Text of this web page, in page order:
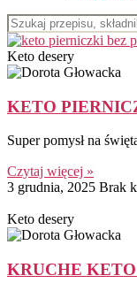
Keto desery
KETO
Super pomysł na
Czytaj więcej »
3 grudnia, 2025 Brak
Keto desery
KRUCHE